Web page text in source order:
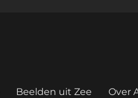
Beelden uit Zee Over